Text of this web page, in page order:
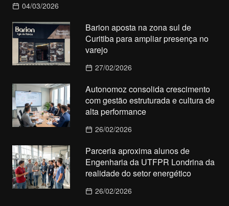
04/03/2026
Barion aposta na zona sul de
Curitiba para ampliar presença no
varejo
27/02/2026
Autonomoz consolida crescimento
com gestão estruturada e cultura de
alta performance
26/02/2026
Parceria aproxima alunos de
Engenharia da UTFPR Londrina da
realidade do setor energético
26/02/2026